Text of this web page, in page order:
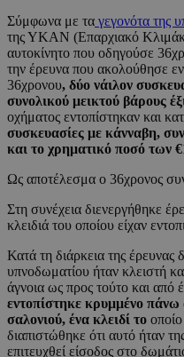
Σύμφωνα με τα γεγονότα της
της ΥΚΑΝ (Επαρχιακό
αυτοκίνητο που οδηγούσε
την έρευνα που ακολούθησε
36χρονου, δύο νάιλον
συνολικού μεικτού βάρους
οχήματος εντοπίστηκαν και
συσκευασίες με κάνναβη,
και το χρηματικό ποσό των
Ως αποτέλεσμα ο 36χρονος
Στη συνέχεια διενεργήθηκε
κλειδιά του οποίου είχαν
Κατά τη διάρκεια της έρευνας
υπνοδωματίου ήταν κλειστή
άγνοια ως προς τούτο και από
εντοπίστηκε κρυμμένο πάνω
σαλονιού, ένα κλειδί το
διαπιστώθηκε ότι αυτό ήταν
επιτευχθεί είσοδος στο